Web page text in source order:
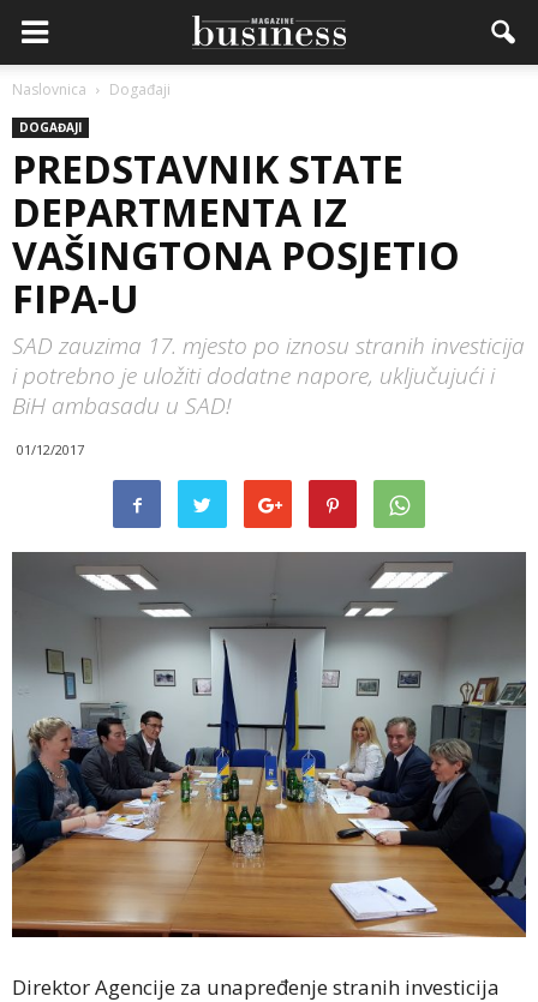
Naslovnica Događaji
DOGAĐAJI
PREDSTAVNIK STATE
DEPARTMENTA IZ
VAŠINGTONA POSJETIO
FIPA-U
SAD zauzima 17. mjesto po iznosu stranih investicija
i potrebno je uložiti dodatne napore, uključujući i
BiH ambasadu u SAD!
01/12/2017
Direktor Agencije za unapređenje stranih investicija